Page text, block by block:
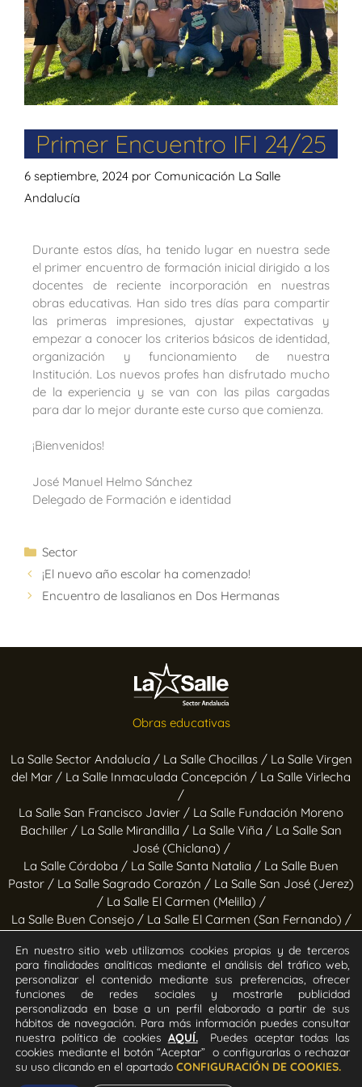
Primer Encuentro IFI 24/25
6 septiembre, 2024 por Comunicación La Salle
Andalucía
Durante estos días, ha tenido lugar en nuestra sede
el primer encuentro de formación inicial dirigido a los
docentes de reciente incorporación en nuestras
obras educativas. Han sido tres días para compartir
las primeras impresiones, ajustar expectativas y
empezar a conocer los criterios básicos de identidad,
organización y funcionamiento de nuestra
Institución. Los nuevos profes han disfrutado mucho
de la experiencia y se van con las pilas cargadas
para dar lo mejor durante este curso que comienza.
¡Bienvenidos!
José Manuel Helmo Sánchez
Delegado de Formación e identidad
Sector
¡El nuevo año escolar ha comenzado!
Encuentro de lasalianos en Dos Hermanas
Obras educativas
La Salle Sector Andalucía / La Salle Chocillas / La Salle Virgen
del Mar / La Salle Inmaculada Concepción / La Salle Virlecha
/
La Salle San Francisco Javier / La Salle Fundación Moreno
Bachiller / La Salle Mirandilla / La Salle Viña / La Salle San
José (Chiclana) /
La Salle Córdoba / La Salle Santa Natalia / La Salle Buen
Pastor / La Salle Sagrado Corazón / La Salle San José (Jerez)
/ La Salle El Carmen (Melilla) /
La Salle Buen Consejo / La Salle El Carmen (San Fernando) /
Purísima
Obras socioeducativas
Estrella Azahara /Manos Abiertas /Hogar Jerez / Proyecto
Alfa /Hogar San Ramón y San Fernando / Calor en la Noche
En nuestro sitio web utilizamos cookies propias y de terceros
para finalidades analíticas mediante el análisis del tráfico web,
personalizar el contenido mediante sus preferencias, ofrecer
funciones de redes sociales y mostrarle publicidad
personalizada en base a un perfil elaborado a partir de sus
hábitos de navegación. Para más información puedes consultar
nuestra política de cookies AQUÍ.
Puedes aceptar todas las
cookies mediante el botón “Aceptar” o configurarlas o rechazar
su uso clicando en el apartado CONFIGURACIÓN DE COOKIES.